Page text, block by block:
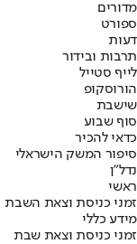
מדורים
ספורט
דעות
תרבות ובידור
לייף סטייל
הורוסקופ
שישבת
סוף שבוע
כדאי להכיר
סיפור המשק הישראלי
נדל"ן
ראשי
זמני כניסת וצאת השבת
מידע כללי
זמני כניסת וצאת שבת